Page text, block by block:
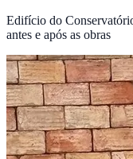
Edifício do
antes e após as obras